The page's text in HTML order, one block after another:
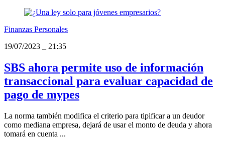
Finanzas Personales
19/07/2023
21:35
SBS ahora permite uso de información
transaccional para evaluar capacidad de
pago de mypes
La norma también modifica el criterio para tipificar a un deudor
como mediana empresa, dejará de usar el monto de deuda y ahora
tomará en cuenta ...